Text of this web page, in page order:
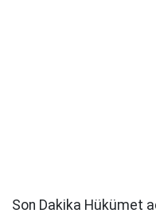
Son Dakika Hükümet